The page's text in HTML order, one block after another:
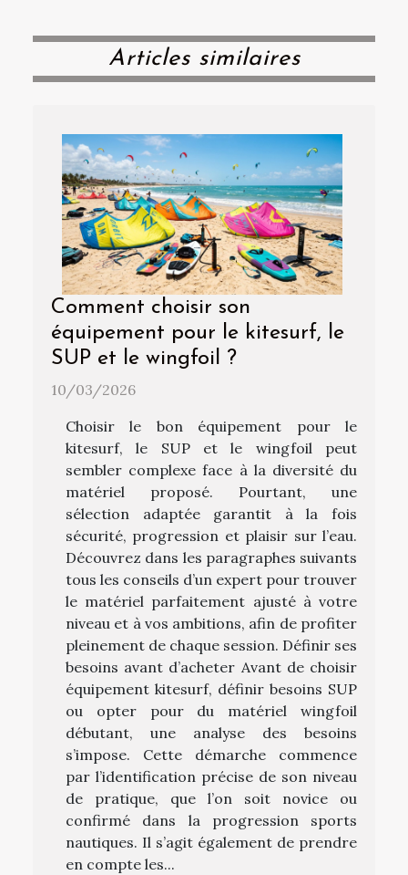
Articles similaires
Comment choisir son
équipement pour le kitesurf, le
SUP et le wingfoil ?
10/03/2026
Choisir le bon équipement pour le
kitesurf, le SUP et le wingfoil peut
sembler complexe face à la diversité du
matériel proposé. Pourtant, une
sélection adaptée garantit à la fois
sécurité, progression et plaisir sur l’eau.
Découvrez dans les paragraphes suivants
tous les conseils d’un expert pour trouver
le matériel parfaitement ajusté à votre
niveau et à vos ambitions, afin de profiter
pleinement de chaque session. Définir ses
besoins avant d’acheter Avant de choisir
équipement kitesurf, définir besoins SUP
ou opter pour du matériel wingfoil
débutant, une analyse des besoins
s’impose. Cette démarche commence
par l’identification précise de son niveau
de pratique, que l’on soit novice ou
confirmé dans la progression sports
nautiques. Il s’agit également de prendre
en compte les...